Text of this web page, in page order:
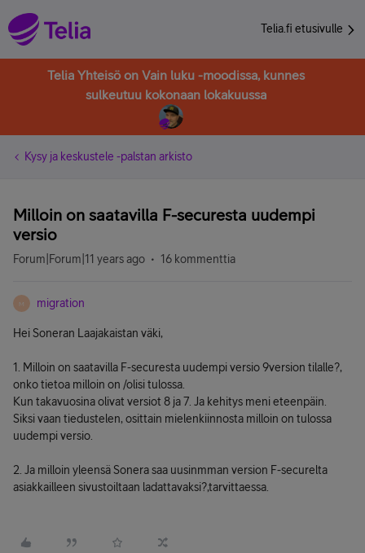
Telia.fi etusivulle
Telia Yhteisö on Vain luku -moodissa, kunnes
sulkeutuu kokonaan lokakuussa
Kysy ja keskustele -palstan arkisto
Milloin on saatavilla F-securesta uudempi
versio
Forum|Forum|11 years ago 16 kommenttia
M migration
Hei Soneran Laajakaistan väki,
1. Milloin on saatavilla F-securesta uudempi versio 9version tilalle?,
onko tietoa milloin on /olisi tulossa.
Kun takavuosina olivat versiot 8 ja 7. Ja kehitys meni eteenpäin.
Siksi vaan tiedustelen, osittain mielenkiinnosta milloin on tulossa
uudempi versio.
2. Ja milloin yleensä Sonera saa uusinmman version F-securelta
asiakkailleen sivustoiltaan ladattavaksi?,tarvittaessa.